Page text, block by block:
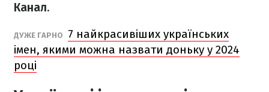
Канал.
ДУЖЕ ГАРНО
7 найкрасивіших українських
імен, якими можна назвати доньку у 2024
році